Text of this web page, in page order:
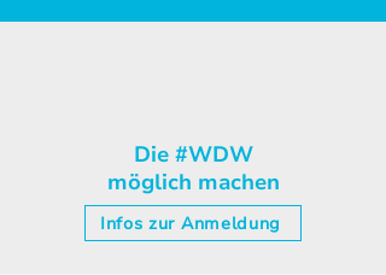
Die #WDW
möglich machen
Infos zur Anmeldung